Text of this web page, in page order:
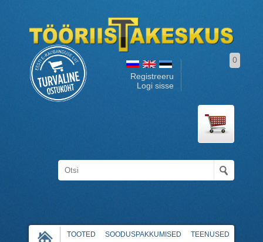
Registreeru
Logi sisse
0
TOOTED SOODUSPAKKUMISED
TEENUSED